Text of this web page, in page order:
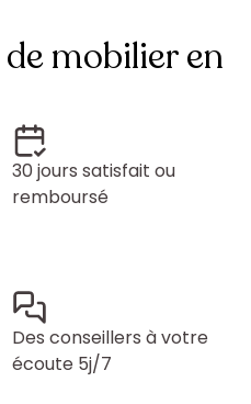
de mobilier en
30 jours satisfait ou
remboursé
Des conseillers à votre
écoute 5j/7